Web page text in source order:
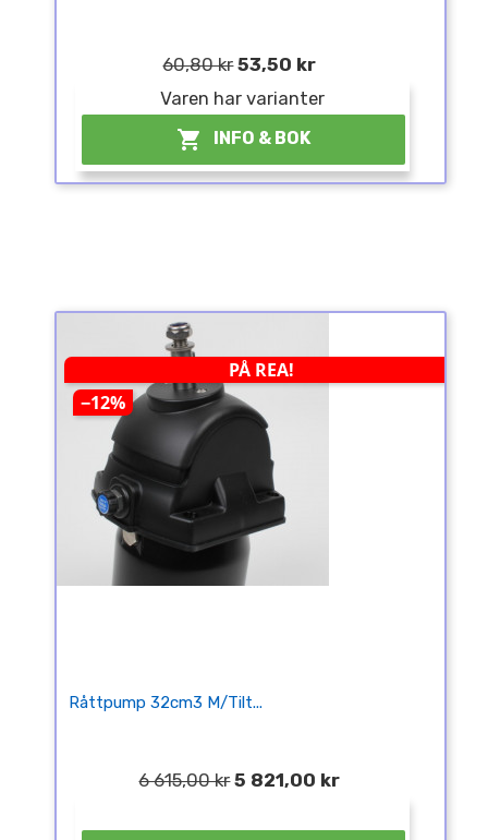
60,80 kr 53,50 kr
Varen har varianter
 INFO & BOK
PÅ REA!
−12%
Råttpump 32cm3 M/tilt...
6 615,00 kr 5 821,00 kr